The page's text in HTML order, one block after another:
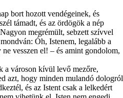
bort hozott vendégeinek, és
támadt, és az ördögök a nép
megrémült, sebzett szívvel
Óh, Istenem, legalább a
vesszen el! – és amint gondolom,
a városon kívül levő mezőre,
azt, hogy minden mulandó dologról
és az Istent csak a lelkedért